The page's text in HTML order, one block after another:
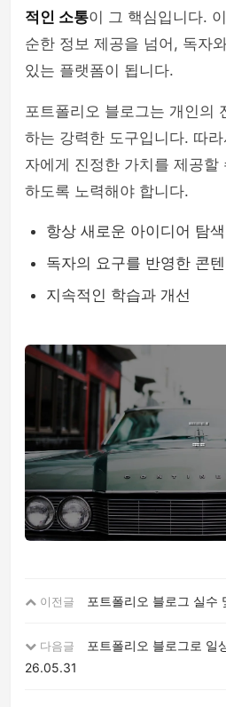
적인 소통이 그 핵심입니다.
순한 정보 제공을 넘어, 독자
있는 플랫폼이 됩니다.
포트폴리오 블로그는 개인의
하는 강력한 도구입니다. 따
자에게 진정한 가치를 제공할
하도록 노력해야 합니다.
항상 새로운 아이디어 탐색
독자의 요구를 반영한 콘
지속적인 학습과 개선
이전글 포트폴리오 블로그 실수
다음글
포트폴리오 블로그로 일
26.05.31